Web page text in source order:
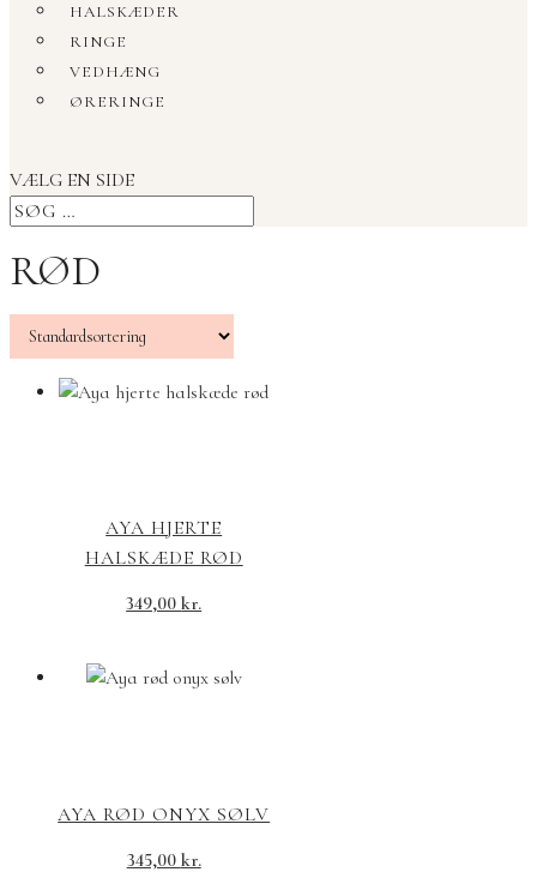
HALSKÆDER
RINGE
VEDHÆNG
ØRERINGE
VÆLG EN SIDE
RØD
AYA HJERTE
HALSKÆDE RØD
349,00kr.
AYA RØD ONYX SØLV
345,00 kr.